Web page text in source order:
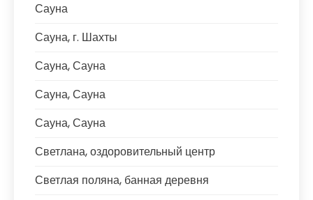
Сауна
Сауна, г. Шахты
Сауна, Сауна
Сауна, Сауна
Сауна, Сауна
Светлана, оздоровительный центр
Светлая поляна, банная деревня